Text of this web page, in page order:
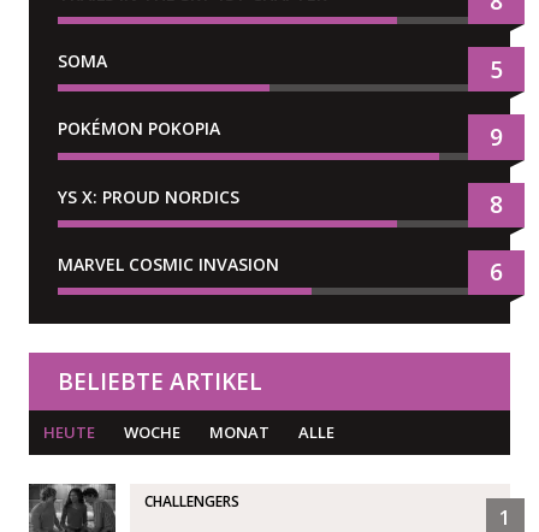
SOMA 5
POKÉMON POKOPIA 9
YS X: PROUD NORDICS 8
MARVEL COSMIC INVASION 6
BELIEBTE ARTIKEL
HEUTE WOCHE MONAT ALLE
CHALLENGERS
1